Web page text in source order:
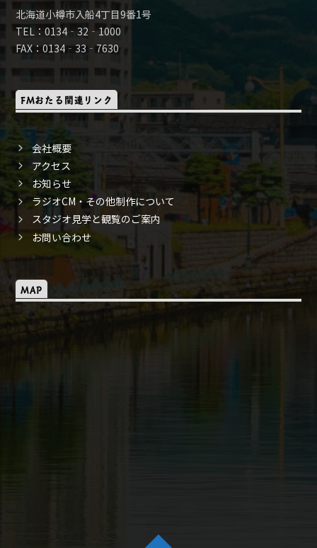
北海道小樽市入船4丁目9番1号
TEL：0134‐32‐1000
FAX：0134‐33‐7630
FMおたる関連リンク
会社概要
アクセス
お知らせ
ラジオCM・その他制作について
スタジオ見学と観覧のご案内
お問い合わせ
MAP